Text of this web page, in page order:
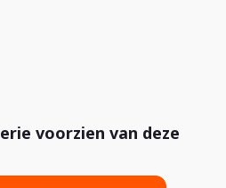
voorzien van deze